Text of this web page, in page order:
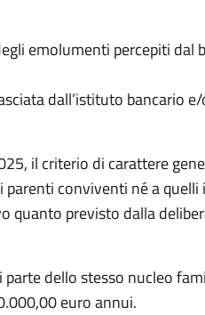
emolumenti percepiti dal
dall’istituto bancario
il criterio di carattere
conviventi né a quelli
quanto previsto dalla
dello stesso nucleo
euro annui.